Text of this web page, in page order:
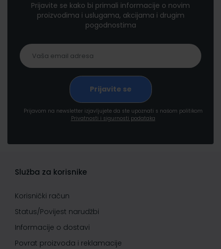
Prijavite se kako bi primali informacije o novim
proizvodima i uslugama, akcijama i drugim
pogodnostima
Prijavom na newsletter izjavljujete da ste upoznati s našom politikom
Privatnosti i sigurnosti podataka
Služba za korisnike
Korisnički račun
Status/Povijest narudžbi
Informacije o dostavi
Povrat proizvoda i reklamacije